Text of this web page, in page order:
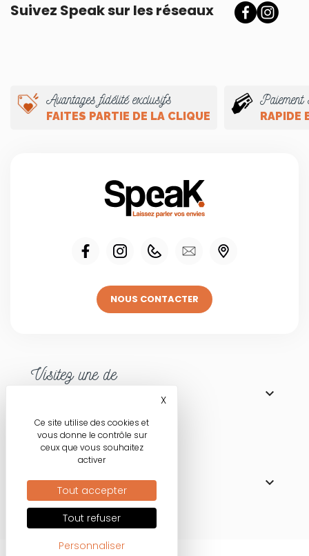
Suivez Speak sur les réseaux
Avantages fidélité exclusifs
FAITES PARTIE DE LA CLIQUE
Paiement
RAPIDE
NOUS CONTACTER

Visitez une de

Nos engagements
MODE RESPONSABLE
Ce site utilise des cookies et
vous donne le contrôle sur
ceux que vous souhaitez
activer
Tout accepter
Tout refuser
Personnaliser
XMasquer le bandeau des